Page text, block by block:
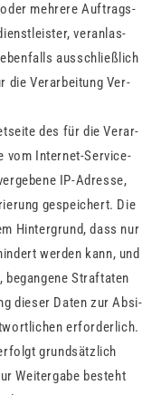
meh­re­re Auf­trags­
ver­an­las­
aus­schließ­lich
die Ver­ar­bei­tung Ver­
des für die Ver­ar­
vom In­ter­net-Ser­vice-
IP-Adres­se,
ge­spei­chert. Die
Hin­ter­grund, dass nur
wer­den kann, und
Straf­ta­ten
die­ser Daten zur Ab­si­
er­for­der­lich.
grund­sätz­lich
Wei­ter­ga­be be­steht